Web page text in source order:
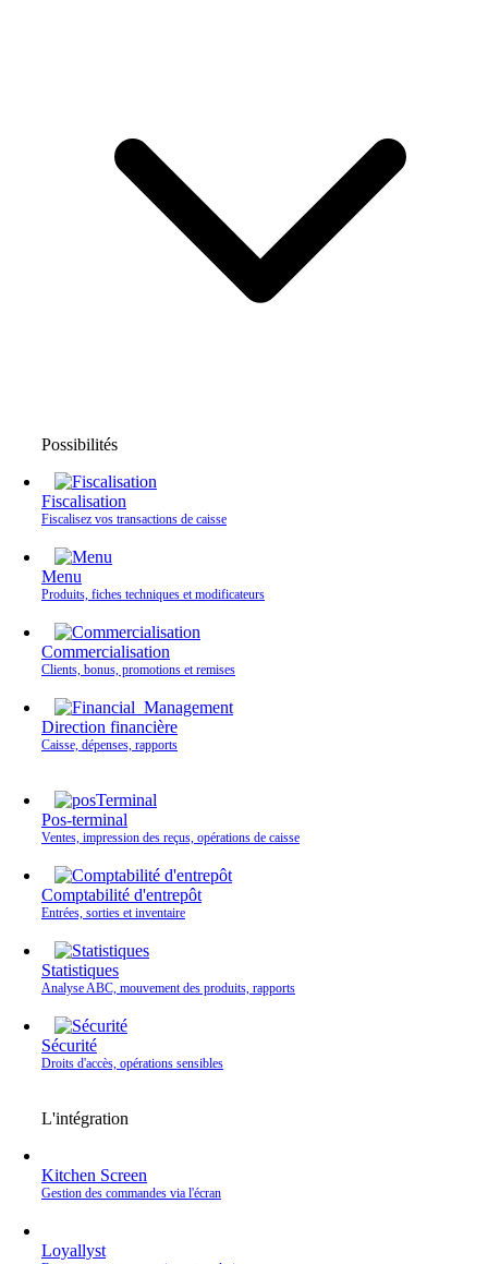
Possibilités
Fiscalisation
Fiscalisez vos transactions de caisse
Menu
Produits, fiches techniques et modificateurs
Commercialisation
Clients, bonus, promotions et remises
Direction financière
Caisse, dépenses, rapports
Pos-terminal
Ventes, impression des reçus, opérations de caisse
Comptabilité d'entrepôt
Entrées, sorties et inventaire
Statistiques
Analyse ABC, mouvement des produits, rapports
Sécurité
Droits d'accès, opérations sensibles
L'intégration
Kitchen Screen
Gestion des commandes via l'écran
Loyallyst